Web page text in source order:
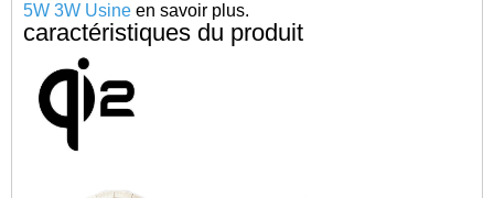
5W 3W Usine en savoir plus.
caractéristiques du produit